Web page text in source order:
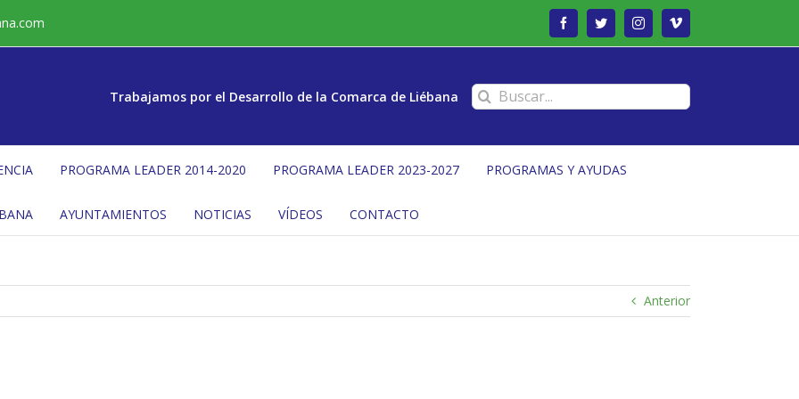
FacebookTwitterInstagramVimeo
Trabajamos por el Desarrollo de la Comarca de Liébana Buscar:
PROGRAMA LEADER 2014-2020 PROGRAMA LEADER 2023-2027 PROGRAMAS Y AYUDAS
AYUNTAMIENTOS NOTICIAS VÍDEOS CONTACTO
Anterior